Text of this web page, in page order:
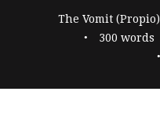
The Vomit (Propio)
300 words